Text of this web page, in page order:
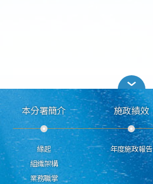
本分署簡介
緣起
組織架構
業務職掌
施政績效
年度施政報告